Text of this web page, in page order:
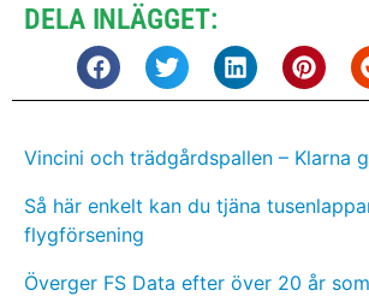
DELA INLÄGGET:
Vincini och trädgårdspallen – Klarna
Så här enkelt kan du tjäna
flygförsening
Överger FS Data efter över 20 år